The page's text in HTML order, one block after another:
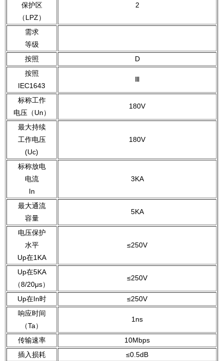
保护区
（LPZ）
2
需求
等级
按照
D
按照
IEC1643
Ⅲ
标称工作
电压（Un）
180V
最大持续
工作电压
(Uc)
180V
标称放电
电流
In
3KA
最大通流
容量
5KA
电压保护
水平
Up在1KA
≤250V
Up在5KA
（8/20μs）
≤250V
Up在In时
≤250V
响应时间
（Ta）
1ns
传输速率
10Mbps
插入损耗
≤0.5dB